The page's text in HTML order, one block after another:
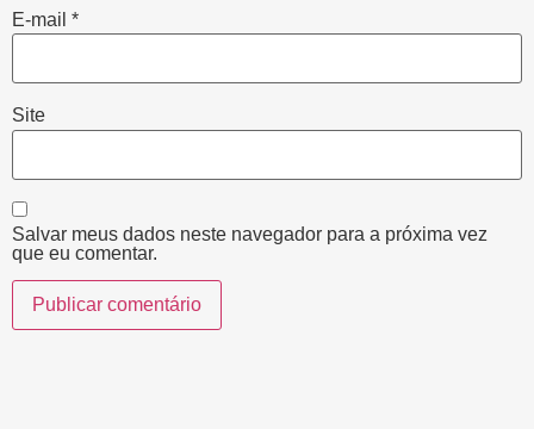
E-mail *
Site
Salvar meus dados neste navegador para a próxima vez
que eu comentar.